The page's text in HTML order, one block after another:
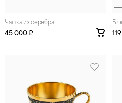
Чашка из серебра
45 000 ₽